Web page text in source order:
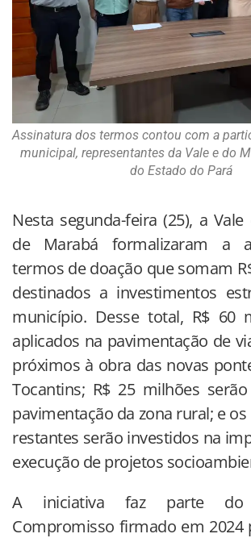
Assinatura dos termos contou com a
municipal, representantes da Vale e do
do Estado do Pará
Nesta segunda-feira (25), a
de Marabá formalizaram a
termos de doação que somam
destinados a investimentos
município. Desse total, R$ 60
aplicados na pavimentação de
próximos à obra das novas
Tocantins; R$ 25 milhões
pavimentação da zona rural; e
restantes serão investidos na
execução de projetos
A iniciativa faz parte
Compromisso firmado em 2024